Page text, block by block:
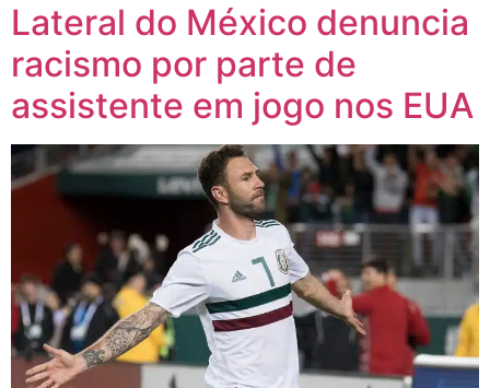
Lateral do México denuncia
racismo por parte de
assistente em jogo nos EUA